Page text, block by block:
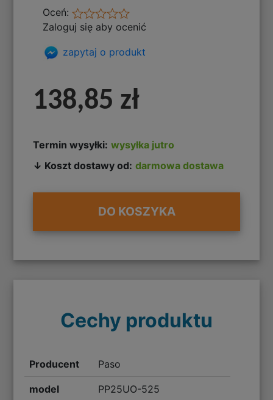
Oceń:
Zaloguj się aby ocenić
zapytaj o produkt
138,85 zł
Termin wysyłki: wysyłka jutro
↓ Koszt dostawy od: darmowa dostawa
DO KOSZYKA
Cechy produktu
Producent Paso
model PP25UO-525